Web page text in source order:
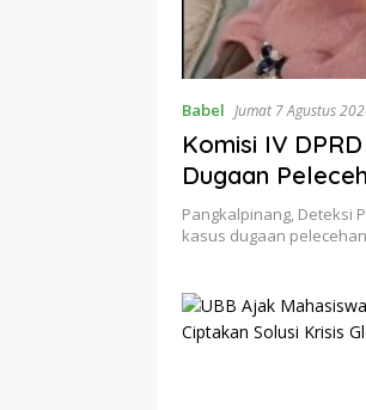
Babel Jumat 7 Agustus
Komisi IV
Dugaan
Psikolog
Pangkalpinang, Deteksi
kasus dugaan